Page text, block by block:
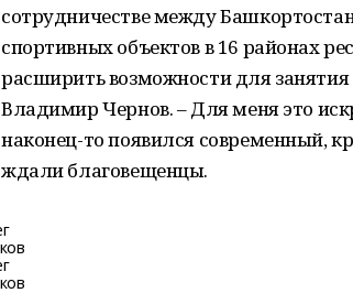
сотрудничестве между
спортивных объектов в 16 районах
расширить возможности для
Владимир Чернов. – Для меня это
наконец-то появился современный,
ждали благовещенцы.